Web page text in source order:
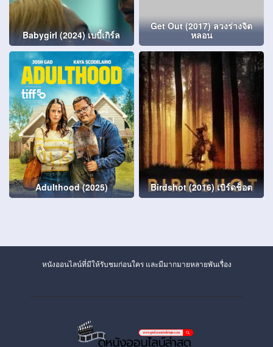
Babygirl (2024) เบบี้เกิร์ล
Get Out (2017) ลวงร่างจิต
หลอน
Adulthood (2025) Birdshot (2016) เบิร์ดช็อต
หนังออนไลน์ที่มีให้รับชมก่อนใคร และมีมากมายหลายพันเรื่อง